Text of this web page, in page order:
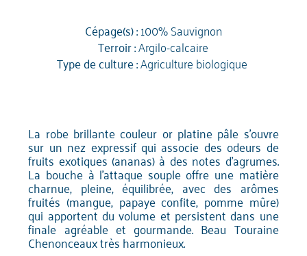
Cépage(s) :100% Sauvignon
Terroir :Argilo-calcaire
Type de culture :Agriculture biologique
La robe brillante couleur or platine pâle s'ouvre
sur un nez expressif qui associe des odeurs de
fruits exotiques (ananas) à des notes d'agrumes.
La bouche à l'attaque souple offre une matière
charnue, pleine, équilibrée, avec des arômes
fruités (mangue, papaye confite, pomme mûre)
qui apportent du volume et persistent dans une
finale agréable et gourmande. Beau Touraine
Chenonceaux très harmonieux.